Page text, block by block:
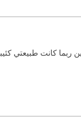
ربما كانت طبيعتي